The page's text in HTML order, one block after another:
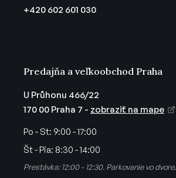
v
ý
i
s
+420 602 601 030
Predajňa a veľkoobchod Praha
U Průhonu 466/22
170 00 Praha 7 - zobraziť na mape
Po - St: 9:00 - 17:00
Št - Pia: 8:30 - 14:00
Prestávka: 12:00 - 12:30. Parkovanie vo dvore.